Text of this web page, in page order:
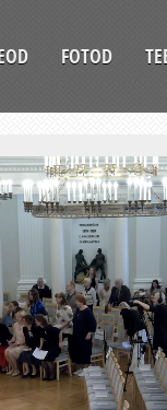
FOTOD